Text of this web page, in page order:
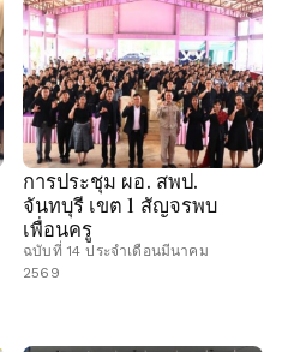
การประชุม ผอ. สพป.
จันทบุรี เขต 1 สัญจรพบ
เพื่อนครู
ฉบับที่ 14 ประจำเดือนมีนาคม
2569